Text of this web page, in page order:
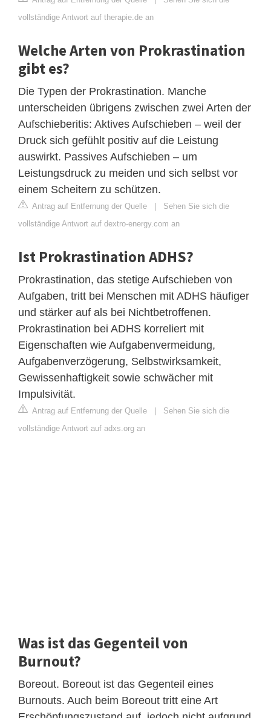
vollständige Antwort auf therapie.de an
Welche Arten von Prokrastination
gibt es?
Die Typen der Prokrastination. Manche
unterscheiden übrigens zwischen zwei Arten der
Aufschieberitis: Aktives Aufschieben – weil der
Druck sich gefühlt positiv auf die Leistung
auswirkt. Passives Aufschieben – um
Leistungsdruck zu meiden und sich selbst vor
einem Scheitern zu schützen.
Antrag auf Entfernung der Quelle | Sehen Sie sich die
vollständige Antwort auf dextro-energy.com an
Ist Prokrastination ADHS?
Prokrastination, das stetige Aufschieben von
Aufgaben, tritt bei Menschen mit ADHS häufiger
und stärker auf als bei Nichtbetroffenen.
Prokrastination bei ADHS korreliert mit
Eigenschaften wie Aufgabenvermeidung,
Aufgabenverzögerung, Selbstwirksamkeit,
Gewissenhaftigkeit sowie schwächer mit
Impulsivität.
Antrag auf Entfernung der Quelle | Sehen Sie sich die
vollständige Antwort auf adxs.org an
Was ist das Gegenteil von
Burnout?
Boreout. Boreout ist das Gegenteil eines
Burnouts. Auch beim Boreout tritt eine Art